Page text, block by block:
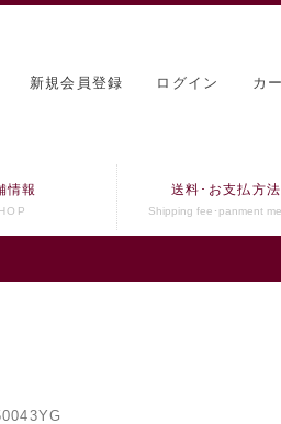
新規会員登録 ログイン カ
情報 送料･お支払方法
Shipping fee･panment